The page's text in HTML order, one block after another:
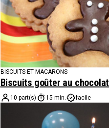
BISCUITS ET MACARONS
Biscuits goûter au chocolat
10 part(s) 15 min. facile